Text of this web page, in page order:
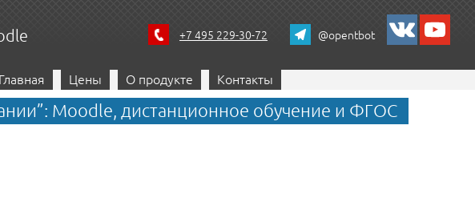
@opentbot
+7 495 229-30-72
Главная Цены О продукте Контакты
Moodle, дистанционное обучение и ФГОС